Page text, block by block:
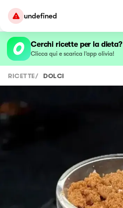
undefined
Cerchi ricette per la dieta?
Clicca qui e scarica l’app olivia!
RICETTE/ DOLCI